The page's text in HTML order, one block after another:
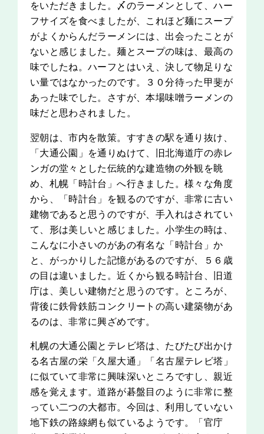
をいただきました。〆のラーメンとして、ハー
フサイズを食べましたが、これほど麺にスープ
がよくからんだラーメンには、出会ったことが
ないと感じました。麺とスープの味は、最高の
味でしたね。ハーフとはいえ、決して物足りな
い量ではなかったのです。３０分待った甲斐が
あった味でした。さすが、本場味噌ラーメンの
味だと思わされました。
翌朝は、市内を散策。すすきの駅を通り抜け、
「大通公園」を通りぬけて、旧北海道庁の赤レ
ンガの堂々とした伝統的な建造物の外観を眺
め、札幌「時計台」へ行きました。様々な角度
から、「時計台」を観るのですが、非常に古い
建物であると思うのですが、手入れはされてい
て、形は美しいと感じました。小学生の時は、
こんなに小さいのがあの有名な「時計台」か
と、がっかりした記憶があるのですが、５６歳
の目は違いました。近くから観る時計台、旧道
庁は、美しい建物だと思うのです。ところが、
背後に鉄骨鉄筋コンクリートの高い建築物があ
るのは、非常に興ざめです。
札幌の大通公園とテレビ塔は、たびたび出かけ
る名古屋の栄「久屋大通」「名古屋テレビ塔」
に似ていて非常に興味深いところですし、親近
感を覚えます。道路が碁盤目のように非常に整
ってい二つの大都市。今回は、利用していない
地下鉄の路線網も似ているようです。「官庁